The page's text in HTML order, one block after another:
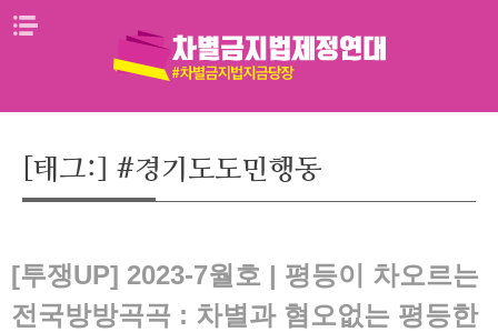
Skip
[태그:] #경기도도민행동
[투쟁UP] 2023-7월호 | 평등이 차오르는
전국방방곡곡 : 차별과 혐오없는 평등한